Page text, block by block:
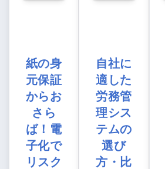
紙の身
元保証
からお
さら
ば！電
子化で
リスク
自社に
適した
労務管
理シス
テムの
選び
方・比